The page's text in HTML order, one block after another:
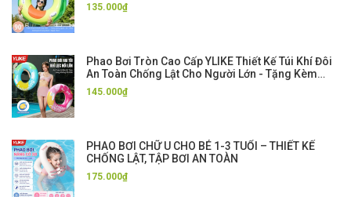
135.000₫
Phao Bơi Tròn Cao Cấp YLIKE Thiết Kế Túi Khí Đôi
An Toàn Chống Lật Cho Người Lớn - Tặng Kèm
Bơm Hơi
145.000₫
PHAO BƠI CHỮ U CHO BÉ 1-3 TUỔI – THIẾT KẾ
CHỐNG LẬT, TẬP BƠI AN TOÀN
175.000₫